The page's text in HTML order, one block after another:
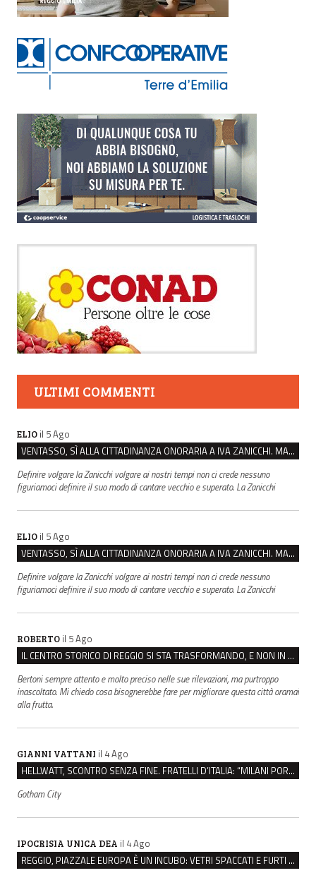
ULTIMI COMMENTI
ELIO il 5 Ago
VENTASSO, SÌ ALLA CITTADINANZA ONORARIA A IVA ZANICCHI. MA BARGIACCHI: “È DI PESSIMO GUSTO”
Definire volgare la Zanicchi volgare ai nostri tempi non ci crede nessuno
figuriamoci definire il suo modo di cantare vecchio e superato. La Zanicchi
ELIO il 5 Ago
VENTASSO, SÌ ALLA CITTADINANZA ONORARIA A IVA ZANICCHI. MA BARGIACCHI: “È DI PESSIMO GUSTO”
Definire volgare la Zanicchi volgare ai nostri tempi non ci crede nessuno
figuriamoci definire il suo modo di cantare vecchio e superato. La Zanicchi
ROBERTO il 5 Ago
IL CENTRO STORICO DI REGGIO SI STA TRASFORMANDO, E NON IN MEGLIO
Bertoni sempre attento e molto preciso nelle sue rilevazioni, ma purtroppo
inascoltato. Mi chiedo cosa bisognerebbe fare per migliorare questa città oramai
alla frutta.
GIANNI VATTANI il 4 Ago
HELLWATT, SCONTRO SENZA FINE. FRATELLI D’ITALIA: “MILANI PORTA DOCUMENTI, DE FRANCO INSULTI”
Gotham City
IPOCRISIA UNICA DEA il 4 Ago
REGGIO, PIAZZALE EUROPA È UN INCUBO: VETRI SPACCATI E FURTI SULLE AUTO IN SOSTA